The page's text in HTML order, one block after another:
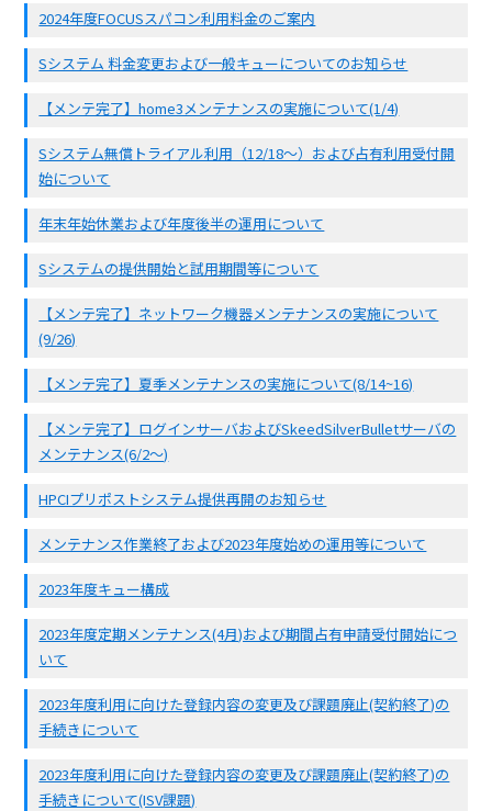
2024年度FOCUSスパコン利用料金のご案内
Sシステム 料金変更および一般キューについてのお知らせ
【メンテ完了】home3メンテナンスの実施について(1/4)
Sシステム無償トライアル利用（12/18〜）および占有利用受付開
始について
年末年始休業および年度後半の運用について
Sシステムの提供開始と試用期間等について
【メンテ完了】ネットワーク機器メンテナンスの実施について
(9/26)
【メンテ完了】夏季メンテナンスの実施について(8/14~16)
【メンテ完了】ログインサーバおよびSkeedSilverBulletサーバの
メンテナンス(6/2〜)
HPCIプリポストシステム提供再開のお知らせ
メンテナンス作業終了および2023年度始めの運用等について
2023年度キュー構成
2023年度定期メンテナンス(4月)および期間占有申請受付開始につ
いて
2023年度利用に向けた登録内容の変更及び課題廃止(契約終了)の
手続きについて
2023年度利用に向けた登録内容の変更及び課題廃止(契約終了)の
手続きについて(ISV課題)